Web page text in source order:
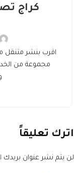
كراج
اقرب بنشر
مجموعة من
اترك تعليقاً
لن يتم نشر عنوان بريدك